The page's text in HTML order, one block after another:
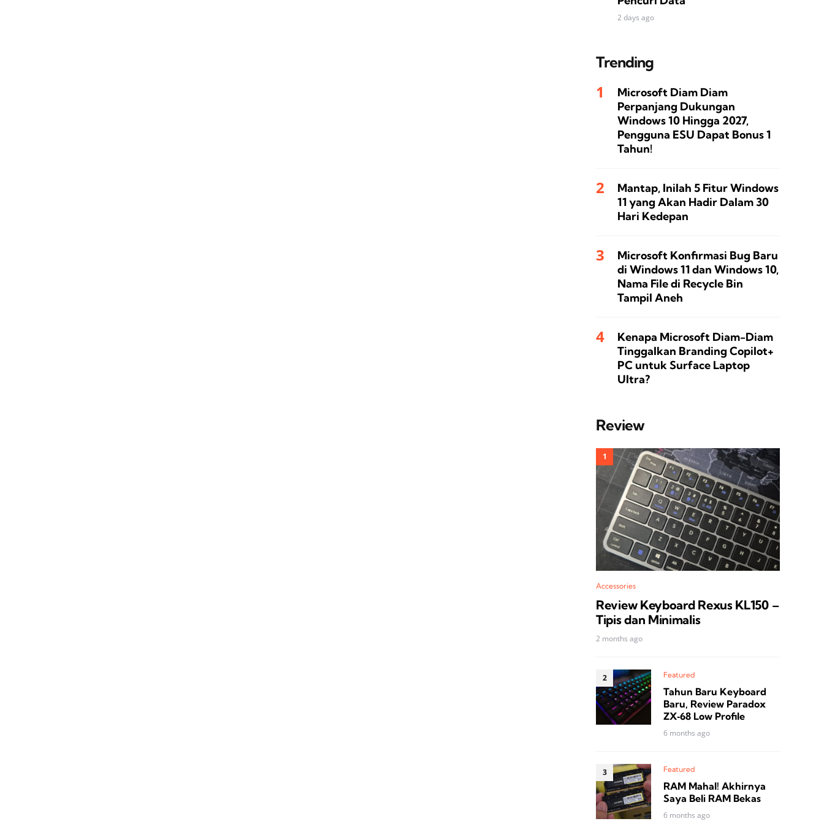
2 days ago
Trending
Microsoft Diam Diam
Perpanjang Dukungan
Windows 10 Hingga 2027,
Pengguna ESU Dapat Bonus 1
Tahun!
Mantap, Inilah 5 Fitur Windows
11 yang Akan Hadir Dalam 30
Hari Kedepan
Microsoft Konfirmasi Bug Baru
di Windows 11 dan Windows 10,
Nama File di Recycle Bin
Tampil Aneh
Kenapa Microsoft Diam-Diam
Tinggalkan Branding Copilot+
PC untuk Surface Laptop
Ultra?
Review
Accessories
Review Keyboard Rexus KL150 –
Tipis dan Minimalis
2 months ago
Featured
Tahun Baru Keyboard
Baru, Review Paradox
ZX‑68 Low Profile
6 months ago
Featured
RAM Mahal! Akhirnya
Saya Beli RAM Bekas
6 months ago